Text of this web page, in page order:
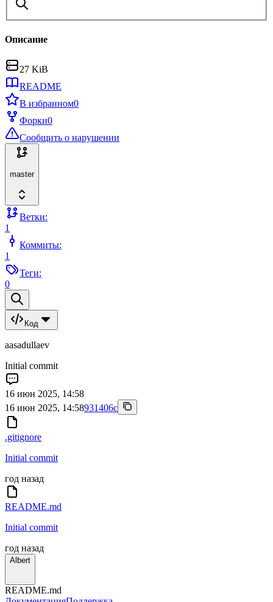
Описание
27 KiB
README
В избранном0
Форки0
Сообщить о нарушении
master
Ветки:
1
Коммиты:
1
Теги:
0
Код
aasadullaev
Initial commit
16 июн 2025, 14:58
16 июн 2025, 14:58931406c
.gitignore
Initial commit
год назад
README.md
Initial commit
год назад
Albert
README.md